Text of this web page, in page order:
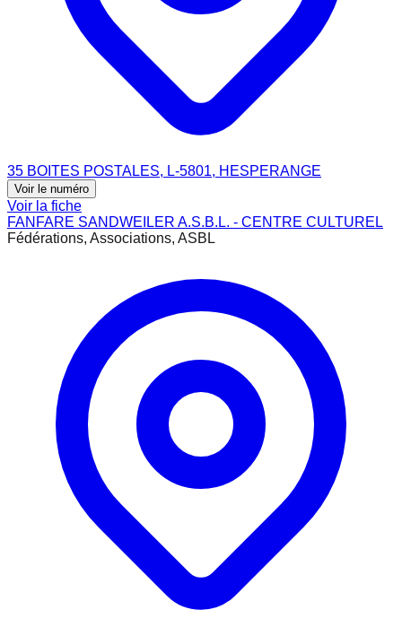
35 BOITES POSTALES, L-5801, HESPERANGE
Voir le numéro
Voir la fiche
FANFARE SANDWEILER A.S.B.L. - CENTRE CULTUREL
Fédérations, Associations, ASBL